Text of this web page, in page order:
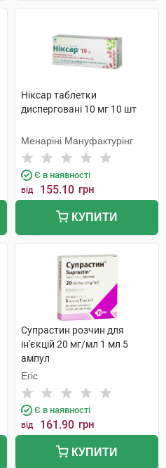
Ніксар таблетки
дисперговані 10 мг 10 шт
Менаріні Мануфактурінг
Є в наявності
від 155.10 грн
КУПИТИ
Супрастин розчин для
ін'єкцій 20 мг/мл 1 мл 5
ампул
Егіс
Є в наявності
від 161.90 грн
КУПИТИ